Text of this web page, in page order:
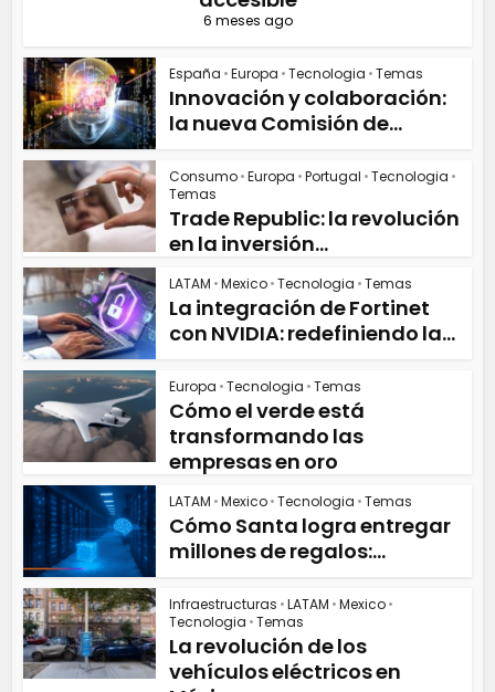
6 meses ago
España •Europa •Tecnologia •Temas
Innovación y colaboración:
la nueva Comisión de...
Consumo•Europa •Portugal •Tecnologia •
Temas
Trade Republic: la revolución
en la inversión...
LATAM •Mexico•Tecnologia •Temas
La integración de Fortinet
con NVIDIA: redefiniendo la...
Europa •Tecnologia •Temas
Cómo el verde está
transformando las
empresas en oro
LATAM •Mexico•Tecnologia •Temas
Cómo Santa logra entregar
millones de regalos:...
Infraestructuras •LATAM •Mexico•
Tecnologia •Temas
La revolución de los
vehículos eléctricos en